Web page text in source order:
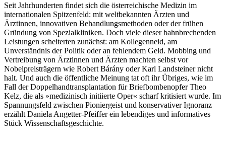
Seit Jahrhunderten findet sich die österreichische Medizin im
internationalen Spitzenfeld: mit weltbekannten Ärzten und
Ärztinnen, innovativen Behandlungsmethoden oder der frühen
Gründung von Spezialkliniken. Doch viele dieser bahnbrechenden
Leistungen scheiterten zunächst: am Kollegenneid, am
Unverständnis der Politik oder an fehlendem Geld. Mobbing und
Vertreibung von Ärztinnen und Ärzten machten selbst vor
Nobelpreisträgern wie Robert Bárány oder Karl Landsteiner nicht
halt. Und auch die öffentliche Meinung tat oft ihr Übriges, wie im
Fall der Doppelhandtransplantation für Briefbombenopfer Theo
Kelz, die als »medizinisch initiierte Oper« scharf kritisiert wurde. Im
Spannungsfeld zwischen Pioniergeist und konservativer Ignoranz
erzählt Daniela Angetter-Pfeiffer ein lebendiges und informatives
Stück Wissenschaftsgeschichte.